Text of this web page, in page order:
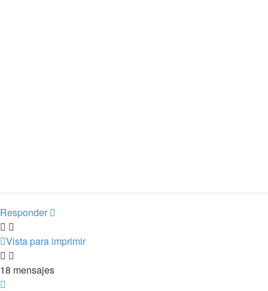
Responder
Vista para imprimir
18 mensajes